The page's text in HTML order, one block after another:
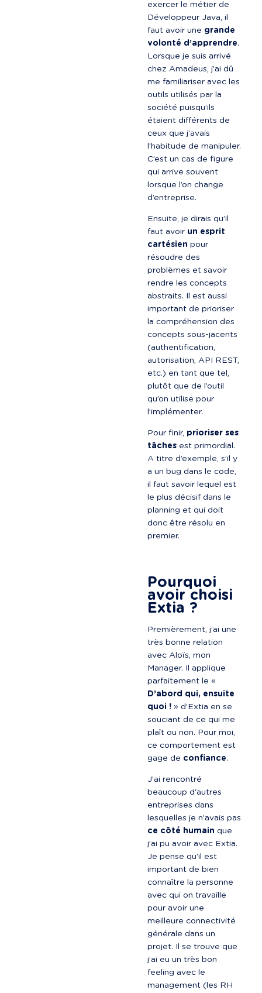
exercer le métier de
Développeur Java, il
faut avoir une grande
volonté d’apprendre.
Lorsque je suis arrivé
chez Amadeus, j’ai dû
me familiariser avec les
outils utilisés par la
société puisqu’ils
étaient différents de
ceux que j’avais
l’habitude de manipuler.
C’est un cas de figure
qui arrive souvent
lorsque l’on change
d’entreprise.
Ensuite, je dirais qu’il
faut avoir un esprit
cartésien pour
résoudre des
problèmes et savoir
rendre les concepts
abstraits. Il est aussi
important de prioriser
la compréhension des
concepts sous-jacents
(authentification,
autorisation, API REST,
etc.) en tant que tel,
plutôt que de l’outil
qu’on utilise pour
l’implémenter.
Pour finir, prioriser ses
tâches est primordial.
A titre d’exemple, s’il y
a un bug dans le code,
il faut savoir lequel est
le plus décisif dans le
planning et qui doit
donc être résolu en
premier.
Pourquoi
avoir choisi
Extia ?
Premièrement, j’ai une
très bonne relation
avec Aloïs, mon
Manager. Il applique
parfaitement le «
D’abord qui, ensuite
quoi ! » d’Extia en se
souciant de ce qui me
plaît ou non. Pour moi,
ce comportement est
gage de confiance.
J’ai rencontré
beaucoup d'autres
entreprises dans
lesquelles je n’avais pas
ce côté humain que
j’ai pu avoir avec Extia.
Je pense qu’il est
important de bien
connaître la personne
avec qui on travaille
pour avoir une
meilleure connectivité
générale dans un
projet. Il se trouve que
j’ai eu un très bon
feeling avec le
management (les RH